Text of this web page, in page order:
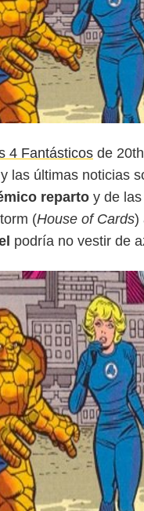
4 Fantásticos de
las últimas noticias
reparto y de
(House of Cards)
podría no vestir de